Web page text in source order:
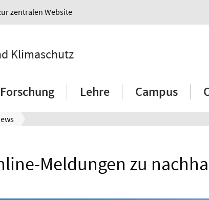
zentralen Website
Klimaschutz
Forschung Lehre Campus
Meldungen zu